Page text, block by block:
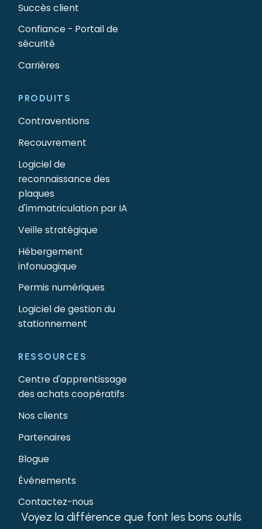
Voyez la différence que font les bons outils
Succès client
Confiance - Portail de
sécurité
Carrières
PRODUITS
Contraventions
Recouvrement
Logiciel de
reconnaissance des
plaques
d'immatriculation par IA
Veille stratégique
Hébergement
infonuagique
Permis numériques
Logiciel de gestion du
stationnement
RESSOURCES
Centre d'apprentissage
des achats coopératifs
Nos clients
Partenaires
Blogue
Événements
Contactez-nous